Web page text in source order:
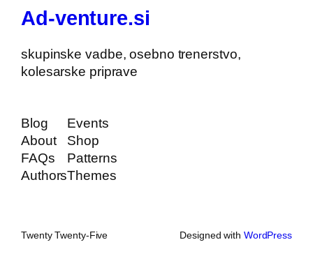
Ad-venture.si
skupinske vadbe, osebno trenerstvo,
kolesarske priprave
Blog
About
FAQs
Authors
Events
Shop
Patterns
Themes
Twenty Twenty-Five Designed with WordPress